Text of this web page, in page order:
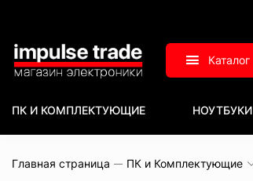
Каталог
ПК И КОМПЛЕКТУЮЩИЕ НОУТБУКИ
Главная страница ПК и Комплектующие